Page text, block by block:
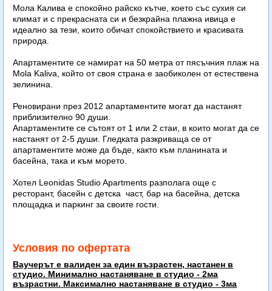
Мола Калива е спокойно райско кътче, което със сухия си
климат и с прекрасната си и безкрайна плажна ивица е
идеално за тези, които обичат спокойствието и красивата
природа.
Апартаментите се намират на 50 метра от пясъчния плаж на
Mola Kaliva, който от своя страна е заобиколен от естествена
зелинина.
Реновирани през 2012 апартаментите могат да настанят
приблизително 90 души.
Апартаментите се сътоят от 1 или 2 стаи, в които могат да се
настанят от 2-5 души. Гледката разкриваща се от
апартаментите може да бъде, както към планината и
басейна, така и към морето.
Хотел Leonidas Studio Apartments разполага още с
ресторант, басейн с детска част, бар на басейна, детска
площадка и паркинг за своите гости.
Условия по офертата
Ваучерът е валиден за един възрастен, настанен в
студио. Минимално настаняване в студио - 2ма
възрастни. Максимално настаняване в студио - 3ма